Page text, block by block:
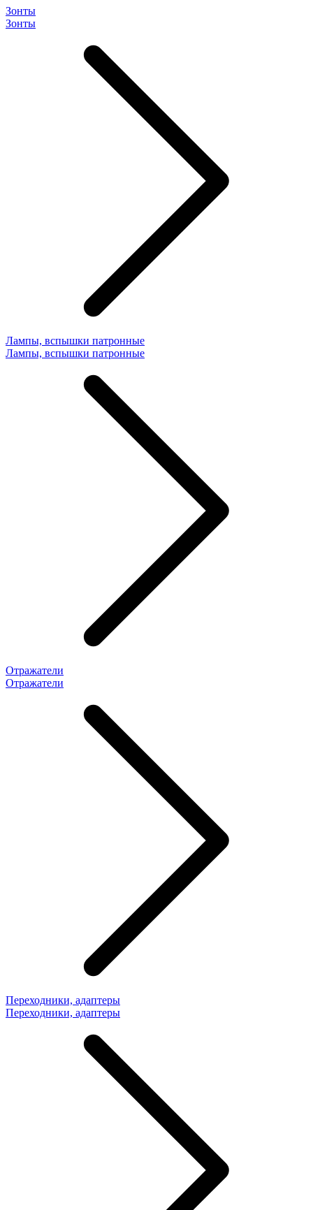
Зонты
Зонты
Лампы, вспышки патронные
Лампы, вспышки патронные
Отражатели
Отражатели
Переходники, адаптеры
Переходники, адаптеры